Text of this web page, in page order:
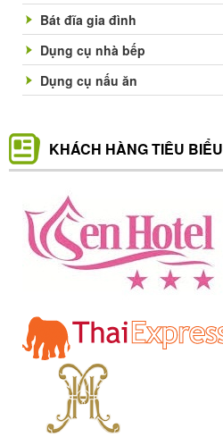
Bát đĩa gia đình
Dụng cụ nhà bếp
Dụng cụ nấu ăn
KHÁCH HÀNG TIÊU BIỂU